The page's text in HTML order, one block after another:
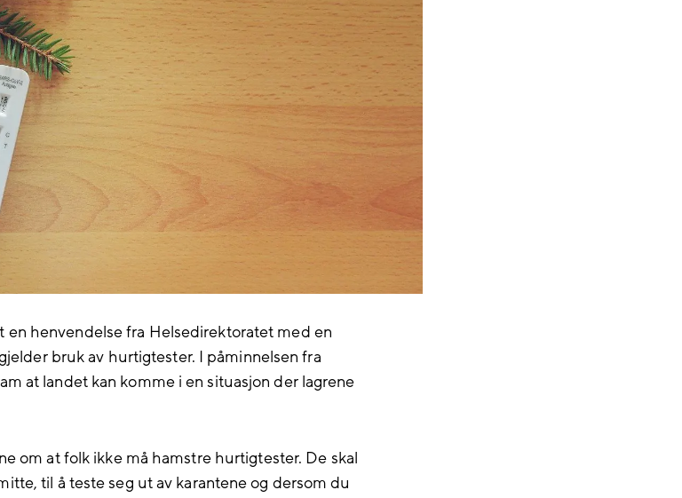
en henvendelse fra Helsedirektoratet med en
bruk av hurtigtester. I påminnelsen fra
at landet kan komme i en situasjon der lagrene
om at folk ikke må hamstre hurtigtester. De skal
til å teste seg ut av karantene og dersom du